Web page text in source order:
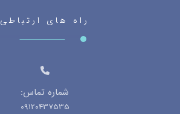
راه های ارتباطی
شماره تماس:
09120437535